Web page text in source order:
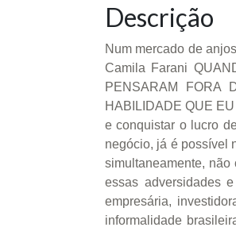
Descrição
Num mercado de
Camila Farani
PENSARAM FORA
HABILIDADE QUE
e conquistar o lucro
negócio, já é possível
simultaneamente,
essas adversidades
empresária,
informalidade